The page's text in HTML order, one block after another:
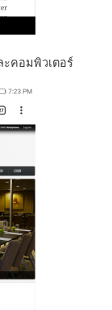
ะคอมพิวเตอร์